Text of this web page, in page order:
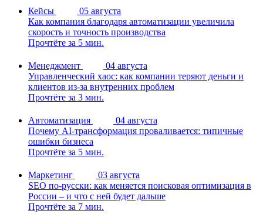
Кейсы
05 августа
Как компания благодаря автоматизации увеличила
скорость и точность производства
Прочтёте за 5 мин.
Менеджмент
04 августа
Управленческий хаос: как компании теряют деньги и
клиентов из-за внутренних проблем
Прочтёте за 3 мин.
Автоматизация
04 августа
Почему AI-трансформация проваливается: типичные
ошибки бизнеса
Прочтёте за 5 мин.
Маркетинг
03 августа
SEO по-русски: как меняется поисковая оптимизация в
России – и что с ней будет дальше
Прочтёте за 7 мин.